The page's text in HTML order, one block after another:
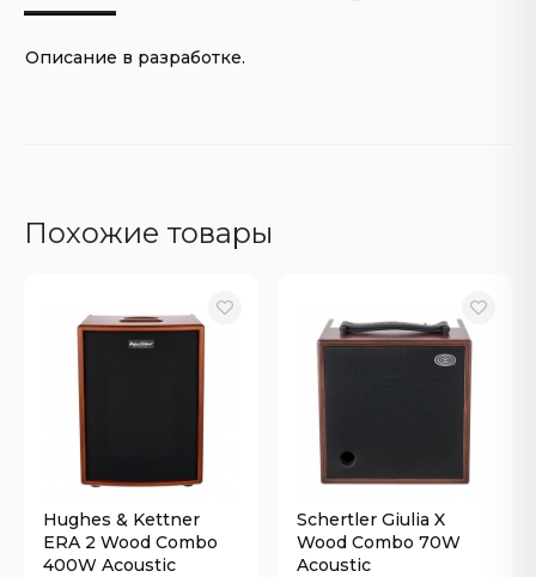
Описание в разработке.
Похожие товары
Hughes & Kettner
ERA 2 Wood Combo
400W Acoustic
Schertler Giulia X
Wood Combo 70W
Acoustic